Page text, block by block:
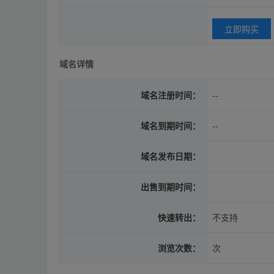
立即购买
域名详情
域名注册时间： --
域名到期时间： --
域名发布日期：
出售到期时间：
快速转出： 不支持
浏览次数： 次